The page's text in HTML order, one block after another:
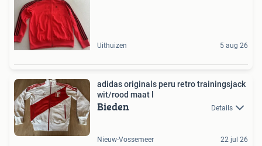
Uithuizen 5 aug 26
adidas originals peru retro trainingsjack
wit/rood maat l
Bieden Details
Nieuw-Vossemeer 22 jul 26